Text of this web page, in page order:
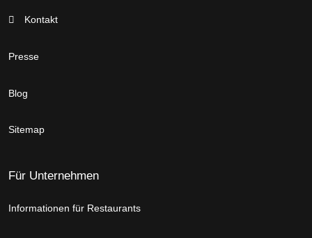
Kontakt
Presse
Blog
Sitemap
Für Unternehmen
Informationen für Restaurants